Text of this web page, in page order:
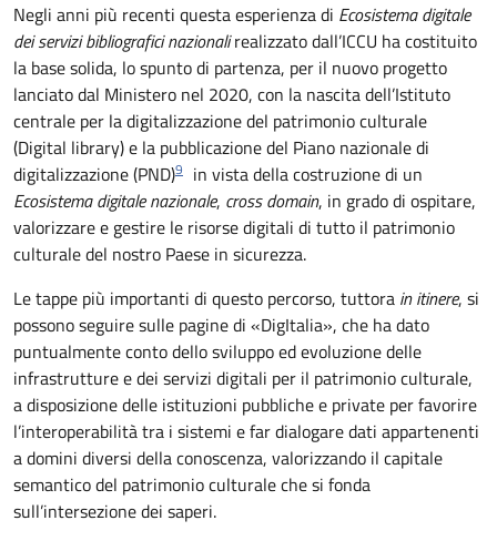
Negli anni più recenti questa esperienza di Ecosistema digitale
dei servizi bibliografici nazionalirealizzato dall’ICCU ha costituito
la base solida, lo spunto di partenza, per il nuovo progetto
lanciato dal Ministero nel 2020, con la nascita dell’Istituto
centrale per la digitalizzazione del patrimonio culturale
(Digital library) e la pubblicazione del Piano nazionale di
digitalizzazione (PND)9 in vista della costruzione di un
Ecosistema digitale nazionale, cross domain, in grado di ospitare,
valorizzare e gestire le risorse digitali di tutto il patrimonio
culturale del nostro Paese in sicurezza.
Le tappe più importanti di questo percorso, tuttora in itinere, si
possono seguire sulle pagine di «DigItalia», che ha dato
puntualmente conto dello sviluppo ed evoluzione delle
infrastrutture e dei servizi digitali per il patrimonio culturale,
a disposizione delle istituzioni pubbliche e private per favorire
l’interoperabilità tra i sistemi e far dialogare dati appartenenti
a domini diversi della conoscenza, valorizzando il capitale
semantico del patrimonio culturale che si fonda
sull’intersezione dei saperi.